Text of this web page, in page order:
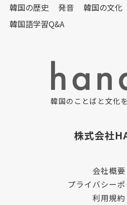
韓国の歴史
発音 韓国の文化
韓国語学習Q&A
韓国のことばと文化
株式会社
会社概要
プライバシー
利用規約